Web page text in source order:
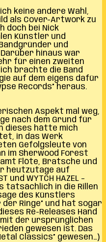
keine andere Wahl,
als Cover-Artwork zu
doch bei Nick
Künstler und
und
hinaus war
für einen zweiten
brachte die Band
auf dem eigens dafür
Records” heraus.
Aspekt mal weg,
nach dem Grund für
dieses hätte mich
in das Werk
Gefolgsleute von
im Sherwood Forest
Flöte, Bratsche und
heutzutage auf
und WYTCH HAZEL –
tatsächlich in die Rillen
des Künstlers
Ringe” und hat sogar
Re-Releases Hand
der ursprünglichen
gewesen ist. Das
Classics” gewesen…)